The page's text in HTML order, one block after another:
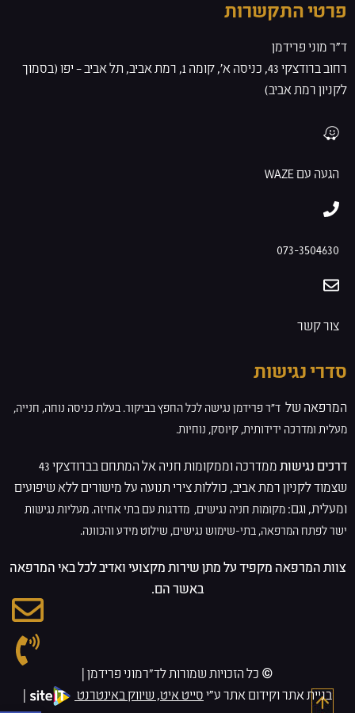
פרטי התקשרות
ד”ר מוני פרידמן
רחוב ברודצקי 43, כניסה א', קומה 1, רמת אביב, תל אביב – יפו (בסמוך
לקניון רמת אביב)
הגעה עם WAZE
073-3504630
צור קשר
סדרי נגישות
המרפאה של ד”ר פרידמן נגישה לכל החפץ בביקור. בעלת כניסה נוחה, חנייה,
מעלית ומדרכה ידידותית, קיוסק, נוחיות.
דרכים נגישות
ממדרכה וממקומות חניה אל המתחם בברודצקי 43
שצמוד לקניון רמת אביב, כוללות צירי תנועה על מישורים ללא שיפועים
ומעלית, וגם: מקומות חניה נגישים, מדרגות עם בתי אחיזה. מעליות נגישות
ישר לפתח המרפאה, בתי-שימוש נגישים, שילוט מידע והכוונה.
צוות המרפאה מקפיד על מתן שירות מקצועי ואדיב לכל באי המרפאה
באשר הם.
© כל הזכויות שמורות לד״רמוני פרידמן |
בניית אתר וקידום אתר ע"י סייט איט, שיווק באינטרנט